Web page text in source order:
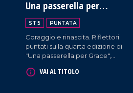
Una passerella per
Grace
ST 5 PUNTATA
Coraggio e rinascita. Riflettori
puntati sulla quarta edizione di
"Una passerella per Grace",
donne oncologiche che non si
VAI AL TITOLO